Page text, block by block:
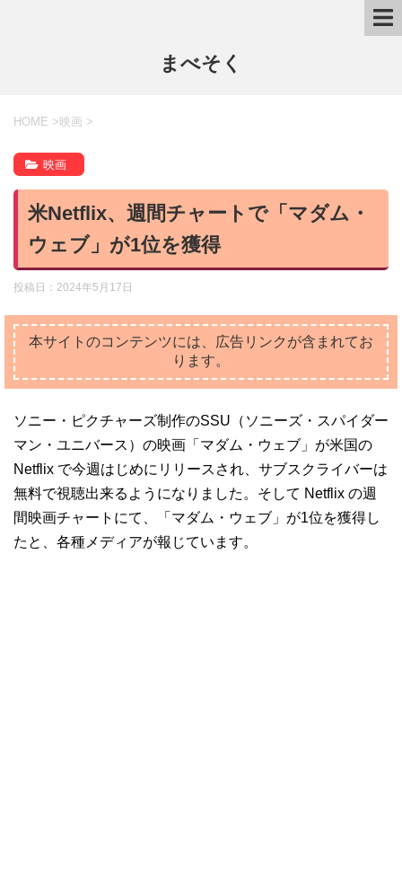
まべそく
HOME > 映画 >
映画
米Netflix、週間チャートで「マダム・
ウェブ」が1位を獲得
投稿日： 2024年5月17日
本サイトのコンテンツには、広告リンクが含まれてお
ります。
ソニー・ピクチャーズ制作のSSU（ソニーズ・スパイダー
マン・ユニバース）の映画「マダム・ウェブ」が米国の
Netflix で今週はじめにリリースされ、サブスクライバーは
無料で視聴出来るようになりました。そして Netflix の週
間映画チャートにて、「マダム・ウェブ」が1位を獲得し
たと、各種メディアが報じています。